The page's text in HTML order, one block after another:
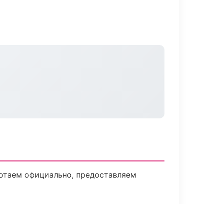
официально, предоставляем